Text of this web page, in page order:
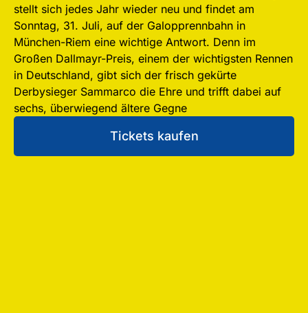
stellt sich jedes Jahr wieder neu und findet am
Sonntag, 31. Juli, auf der Galopprennbahn in
München-Riem eine wichtige Antwort. Denn im
Großen Dallmayr-Preis, einem der wichtigsten Rennen
in Deutschland, gibt sich der frisch gekürte
Derbysieger Sammarco die Ehre und trifft dabei auf
sechs, überwiegend ältere Gegne
Tickets kaufen